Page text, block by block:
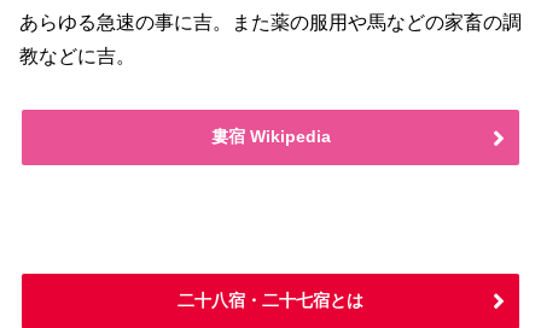
あらゆる急速の事に吉。また薬の服用や馬などの家畜の調
教などに吉。
婁宿 Wikipedia
二十八宿・二十七宿とは